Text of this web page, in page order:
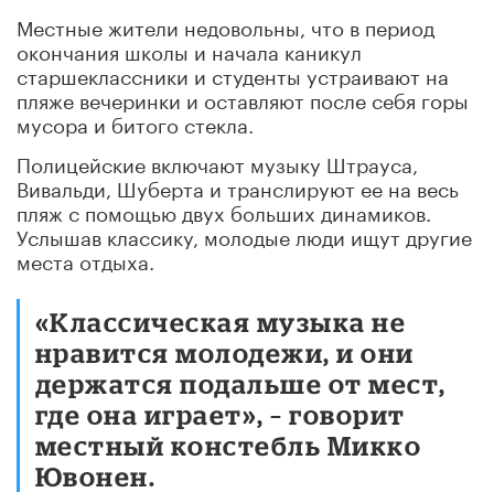
Местные жители недовольны, что в период
окончания школы и начала каникул
старшеклассники и студенты устраивают на
пляже вечеринки и оставляют после себя горы
мусора и битого стекла.
Полицейские включают музыку Штрауса,
Вивальди, Шуберта и транслируют ее на весь
пляж с помощью двух больших динамиков.
Услышав классику, молодые люди ищут другие
места отдыха.
«Классическая музыка не
нравится молодежи, и они
держатся подальше от мест,
где она играет», – говорит
местный констебль Микко
Ювонен.